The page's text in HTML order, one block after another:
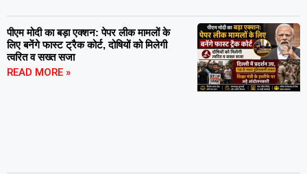
पीएम मोदी का बड़ा एक्शन: पेपर लीक मामलों के
लिए बनेंगे फास्ट ट्रैक कोर्ट, दोषियों को मिलेगी
त्वरित व सख्त सजा
READ MORE »